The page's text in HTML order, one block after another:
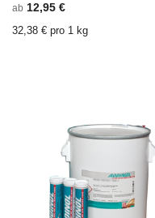
ab 12,95 €
32,38 € pro 1 kg